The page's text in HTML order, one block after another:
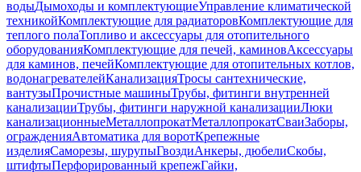
водыДымоходы и комплектующиеУправление климатической
техникойКомплектующие для радиаторовКомплектующие для
теплого полаТопливо и аксессуары для отопительного
оборудованияКомплектующие для печей, каминовАксессуары
для каминов, печейКомплектующие для отопительных котлов,
водонагревателейКанализацияТросы сантехнические,
вантузыПрочистные машиныТрубы, фитинги внутренней
канализацииТрубы, фитинги наружной канализацииЛюки
канализационныеМеталлопрокатМеталлопрокатСваиЗаборы,
огражденияАвтоматика для воротКрепежные
изделияСаморезы, шурупыГвоздиАнкеры, дюбелиСкобы,
штифтыПерфорированный крепежГайки,